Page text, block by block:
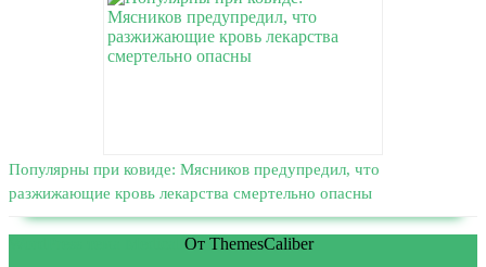
Популярны при ковиде: Мясников предупредил, что
разжижающие кровь лекарства смертельно опасны
От ThemesCaliber